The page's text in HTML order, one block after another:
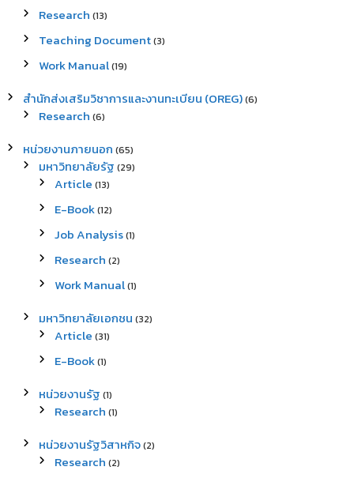
Research (13)
Teaching Document(3)
Work Manual(19)
สำนักส่งเสริมวิชาการและงานทะเบียน (OREG)(6)
Research (6)
หน่วยงานภายนอก (65)
มหาวิทยาลัยรัฐ (29)
Article (13)
E-Book(12)
Job Analysis(1)
Research (2)
Work Manual(1)
มหาวิทยาลัยเอกชน (32)
Article (31)
E-Book(1)
หน่วยงานรัฐ (1)
Research (1)
หน่วยงานรัฐวิสาหกิจ(2)
Research (2)